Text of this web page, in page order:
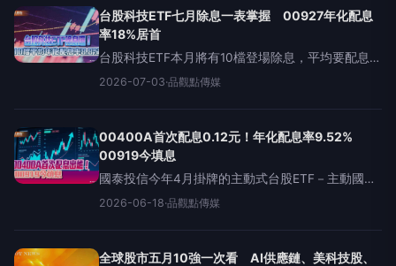
4
台股科技ETF七月除息一表掌握 00927年化配息
率18%居首
台股科技ETF本月將有10檔登場除息，平均要配息
0.65元，年化配息率平均約8.83％，今年以來含息
益半導體收益（00927）、群益
2026-07-03·品觀點傳媒
00400A首次配息0.12元！年化配息率9.52%
00919今填息
國泰投信今年4月掛牌的主動式台股ETF－主動國泰
動能高息（00400A）第一次配息來囉！國泰投信官
今日收盤價15.12元計算，單季配息率0.79
2026-06-18·品觀點傳媒
全球股市五月10強一次看 AI供應鏈、美科技股、